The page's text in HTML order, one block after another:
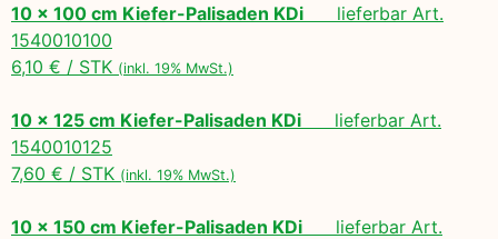
10 x 100 cm Kiefer-Palisaden KDi lieferbar Art.
1540010100
6,10 € / STK (inkl. 19% MwSt.)
10 x 125 cm Kiefer-Palisaden KDi lieferbar Art.
1540010125
7,60 € / STK (inkl. 19% MwSt.)
10 x 150 cm Kiefer-Palisaden KDi lieferbar Art.